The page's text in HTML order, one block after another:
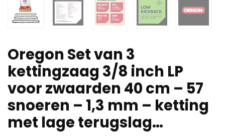
Oregon Set van 3
kettingzaag 3/8 inch LP
voor zwaarden 40 cm – 57
snoeren – 1,3 mm – ketting
met lage terugslag…